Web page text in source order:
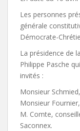
Les personnes
générale
Démocrate-
La présidence de
Philippe Pasche
invités :
Monsieur
Monsieur
M. Comte,
Saconnex.